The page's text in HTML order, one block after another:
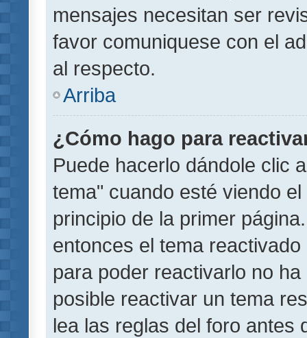
mensajes necesitan ser
favor comuniquese con el
al respecto.
Arriba
¿Cómo hago para
Puede hacerlo dándole clic
tema" cuando esté viendo
principio de la primer
entonces el tema
para poder reactivarlo no
posible reactivar un tema
lea las reglas del foro antes